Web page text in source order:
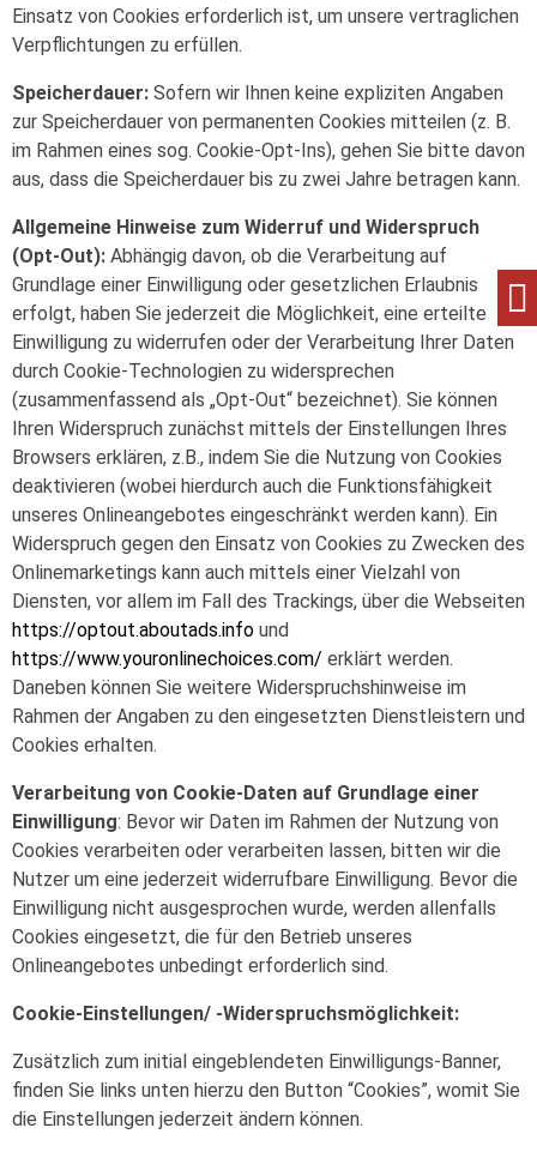
Einsatz von Cookies erforderlich ist, um unsere vertraglichen
Verpflichtungen zu erfüllen.
Speicherdauer: Sofern wir Ihnen keine expliziten Angaben
zur Speicherdauer von permanenten Cookies mitteilen (z. B.
im Rahmen eines sog. Cookie-Opt-Ins), gehen Sie bitte davon
aus, dass die Speicherdauer bis zu zwei Jahre betragen kann.
Allgemeine Hinweise zum Widerruf und Widerspruch
(Opt-Out): Abhängig davon, ob die Verarbeitung auf
Grundlage einer Einwilligung oder gesetzlichen Erlaubnis
erfolgt, haben Sie jederzeit die Möglichkeit, eine erteilte
Einwilligung zu widerrufen oder der Verarbeitung Ihrer Daten
durch Cookie-Technologien zu widersprechen
(zusammenfassend als „Opt-Out“ bezeichnet). Sie können
Ihren Widerspruch zunächst mittels der Einstellungen Ihres
Browsers erklären, z.B., indem Sie die Nutzung von Cookies
deaktivieren (wobei hierdurch auch die Funktionsfähigkeit
unseres Onlineangebotes eingeschränkt werden kann). Ein
Widerspruch gegen den Einsatz von Cookies zu Zwecken des
Onlinemarketings kann auch mittels einer Vielzahl von
Diensten, vor allem im Fall des Trackings, über die Webseiten
https://optout.aboutads.info und
https://www.youronlinechoices.com/ erklärt werden.
Daneben können Sie weitere Widerspruchshinweise im
Rahmen der Angaben zu den eingesetzten Dienstleistern und
Cookies erhalten.
Verarbeitung von Cookie-Daten auf Grundlage einer
Einwilligung: Bevor wir Daten im Rahmen der Nutzung von
Cookies verarbeiten oder verarbeiten lassen, bitten wir die
Nutzer um eine jederzeit widerrufbare Einwilligung. Bevor die
Einwilligung nicht ausgesprochen wurde, werden allenfalls
Cookies eingesetzt, die für den Betrieb unseres
Onlineangebotes unbedingt erforderlich sind.
Cookie-Einstellungen/ -Widerspruchsmöglichkeit:
Zusätzlich zum initial eingeblendeten Einwilligungs-Banner,
finden Sie links unten hierzu den Button “Cookies”, womit Sie
die Einstellungen jederzeit ändern können.